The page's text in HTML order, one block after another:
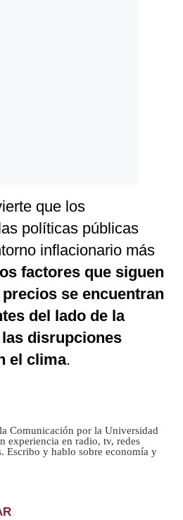
que los
políticas públicas
inflacionario más
factores que siguen
se encuentran
del lado de la
disrupciones
el clima.
Comunicación por la Universidad
experiencia en radio, tv, redes
Escribo y hablo sobre economía y